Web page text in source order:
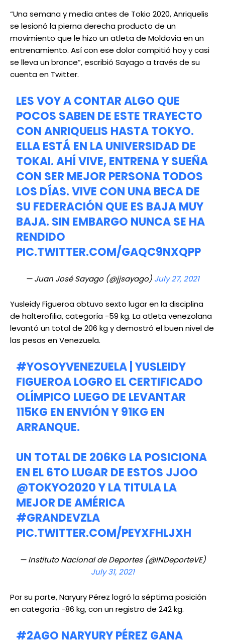
“Una semana y media antes de Tokio 2020, Anriquelis
se lesionó la pierna derecha producto de un
movimiento que le hizo un atleta de Moldovia en un
entrenamiento. Así con ese dolor compitió hoy y casi
se lleva un bronce”, escribió Sayago a través de su
cuenta en Twitter.
LES VOY A CONTAR ALGO QUE
POCOS SABEN DE ESTE TRAYECTO
CON ANRIQUELIS HASTA TOKYO.
ELLA ESTÁ EN LA UNIVERSIDAD DE
TOKAI. AHÍ VIVE, ENTRENA Y SUEÑA
CON SER MEJOR PERSONA TODOS
LOS DÍAS. VIVE CON UNA BECA DE
SU FEDERACIÓN QUE ES BAJA MUY
BAJA. SIN EMBARGO NUNCA SE HA
RENDIDO
PIC.TWITTER.COM/GAQC9NXQPP
— Juan José Sayago (@jjsayago) July 27, 2021
Yusleidy Figueroa obtuvo sexto lugar en la disciplina
de halterofilia, categoría -59 kg. La atleta venezolana
levantó un total de 206 kg y demostró el buen nivel de
las pesas en Venezuela.
#YOSOYVENEZUELA | YUSLEIDY
FIGUEROA LOGRO EL CERTIFICADO
OLÍMPICO LUEGO DE LEVANTAR
115KG EN ENVIÓN Y 91KG EN
ARRANQUE.
UN TOTAL DE 206KG LA POSICIONA
EN EL 6TO LUGAR DE ESTOS JJOO
@TOKYO2020Y LA TITULA LA
MEJOR DE AMÉRICA
#GRANDEVZLA
PIC.TWITTER.COM/PEYXFHLJXH
— Instituto Nacional de Deportes (@INDeporteVE)
July 31, 2021
Por su parte, Naryury Pérez logró la séptima posición
en categoría -86 kg, con un registro de 242 kg.
#2AGO NARYURY PÉREZ GANA